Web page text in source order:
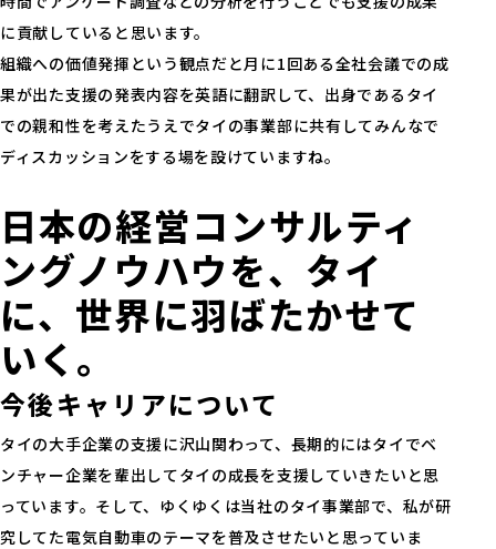
に貢献していると思います。
組織への価値発揮という観点だと月に1回ある全社会議での成
果が出た支援の発表内容を英語に翻訳して、出身であるタイ
での親和性を考えたうえでタイの事業部に共有してみんなで
ディスカッションをする場を設けていますね。
日本の経営コンサルティ
ングノウハウを、タイ
に、世界に羽ばたかせて
いく。
今後キャリアについて
タイの大手企業の支援に沢山関わって、長期的にはタイでベ
ンチャー企業を輩出してタイの成長を支援していきたいと思
っています。そして、ゆくゆくは当社のタイ事業部で、私が研
究してた電気自動車のテーマを普及させたいと思っていま